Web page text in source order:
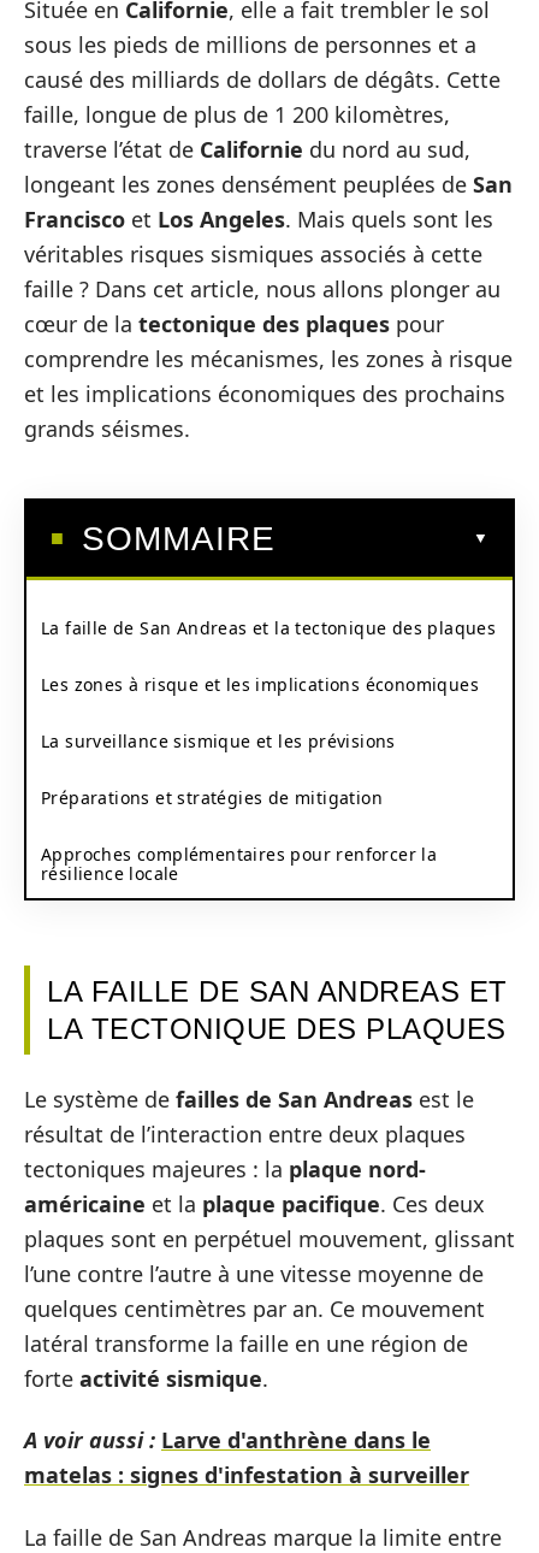
Située en Californie, elle a fait trembler le sol
sous les pieds de millions de personnes et a
causé des milliards de dollars de dégâts. Cette
faille, longue de plus de 1 200 kilomètres,
traverse l’état de Californie du nord au sud,
longeant les zones densément peuplées de San
Francisco et Los Angeles. Mais quels sont les
véritables risques sismiques associés à cette
faille ? Dans cet article, nous allons plonger au
cœur de la tectonique des plaques pour
comprendre les mécanismes, les zones à risque
et les implications économiques des prochains
grands séismes.
SOMMAIRE
La faille de San Andreas et la tectonique des plaques
Les zones à risque et les implications économiques
La surveillance sismique et les prévisions
Préparations et stratégies de mitigation
Approches complémentaires pour renforcer la
résilience locale
LA FAILLE DE SAN ANDREAS ET
LA TECTONIQUE DES PLAQUES
Le système de failles de San Andreas est le
résultat de l’interaction entre deux plaques
tectoniques majeures : la plaque nord-
américaine et la plaque pacifique. Ces deux
plaques sont en perpétuel mouvement, glissant
l’une contre l’autre à une vitesse moyenne de
quelques centimètres par an. Ce mouvement
latéral transforme la faille en une région de
forte activité sismique.
A voir aussi : Larve d'anthrène dans le
matelas : signes d'infestation à surveiller
La faille de San Andreas marque la limite entre